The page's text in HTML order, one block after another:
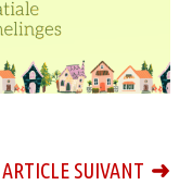
ARTICLE SUIVANT